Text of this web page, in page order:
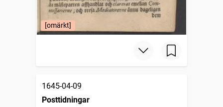
[omärkt]
1645-04-09
Posttidningar